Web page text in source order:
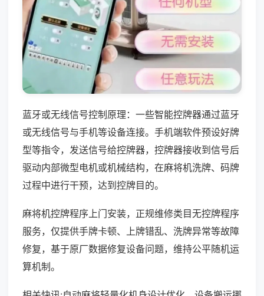
蓝牙或无线信号控制原理：一些智能控牌器通过蓝牙
或无线信号与手机等设备连接。手机端软件预设好牌
型等指令，发送信号给控牌器，控牌器接收到信号后
驱动内部微型电机或机械结构，在麻将机洗牌、码牌
过程中进行干预，达到控牌目的。
麻将机控牌程序上门安装，正规维修类目无控牌程序
服务，仅提供手牌卡顿、上牌错乱、洗牌异常等故障
修复，基于原厂数据修复设备问题，维持公平随机运
算机制。